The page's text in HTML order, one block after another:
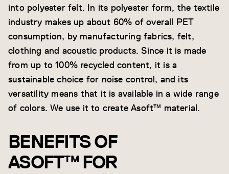
into polyester felt. In its polyester form, the textile
industry makes up about 60% of overall PET
consumption, by manufacturing fabrics, felt,
clothing and acoustic products. Since it is made
from up to 100% recycled content, it is a
sustainable choice for noise control, and its
versatility means that it is available in a wide range
of colors. We use it to create Asoft™ material.
BENEFITS OF
ASOFT™ FOR